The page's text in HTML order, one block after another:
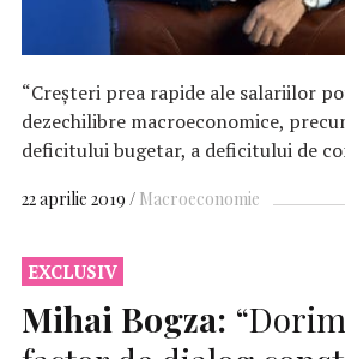
“Creșteri prea rapide ale salariilor
dezechilibre macroeconomice,
deficitului bugetar, a deficitului de
22 aprilie 2019 Macroeconomie
EXCLUSIV
Mihai Bogza: